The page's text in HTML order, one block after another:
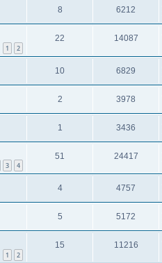
8 6212
1 2
22 14087
10 6829
2 3978
1 3436
3 4
51 24417
4 4757
5 5172
1 2
15 11216